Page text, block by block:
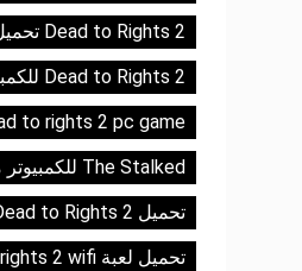
Dead to Rights 2 تحميل مجاني للكمبيوتر الشخصي من ميديافاير
Dead to Rights 2 للكمبيوتر من ميديا فاير مجااً
to rights 2 pc game
The Stalked للكمبيوتر من ميديا فاير مجااً
تحميل Dead to Rights 2 للكمبيوتر مجاناً
تحميل لعبة dead to rights 2 wifi